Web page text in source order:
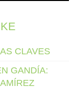
CLAVES
GANDÍA: